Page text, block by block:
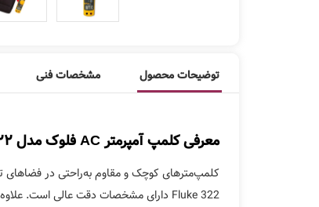
توضیحات محصول مشخصات فنی
معرفی کلمپ آمپرمتر AC فلوک مدل FLUKE 322
کلمپ‌مترهای کوچک و مقاوم به‌راحتی در فضاهای
Fluke 322 دارای مشخصات دقت عالی است. علاوه بر این، دارای محدوده 40.00 آمپر با دقت 0.01 آمپر است که بهترین دقت در سری کلمپ‌مترهای فلک را ارائه می‌دهد.